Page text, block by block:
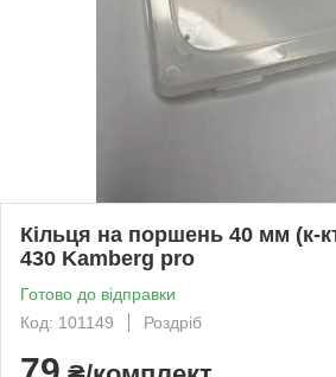
Кільця на поршень 40 мм (к-
430 Kamberg pro
Готово до відправки
Код: 101149
Роздріб